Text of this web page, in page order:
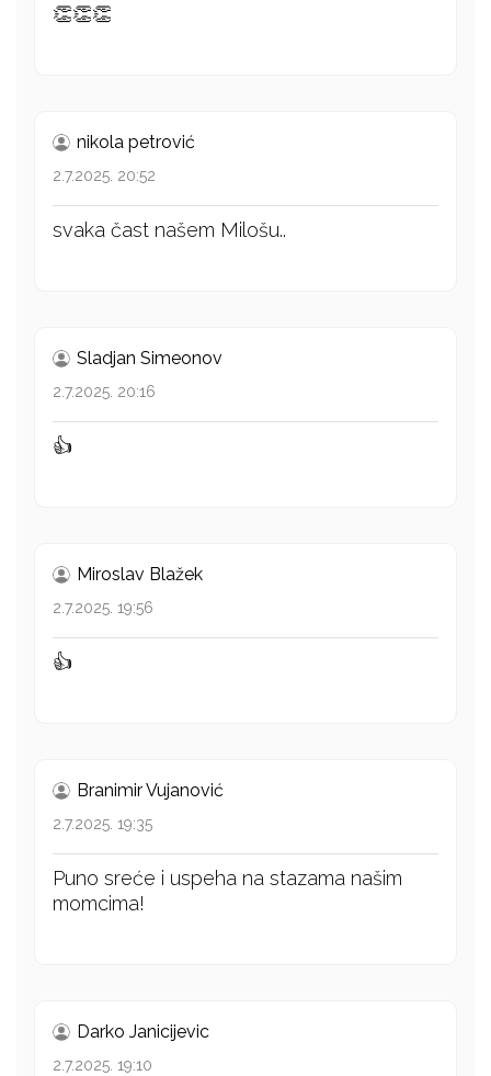
👏👏👏
nikola petrović
2.7.2025. 20:52
svaka čast našem Milošu..
Sladjan Simeonov
2.7.2025. 20:16
👍
Miroslav Blažek
2.7.2025. 19:56
👍
Branimir Vujanović
2.7.2025. 19:35
Puno sreće i uspeha na stazama našim
momcima!
Darko Janicijevic
2.7.2025. 19:10